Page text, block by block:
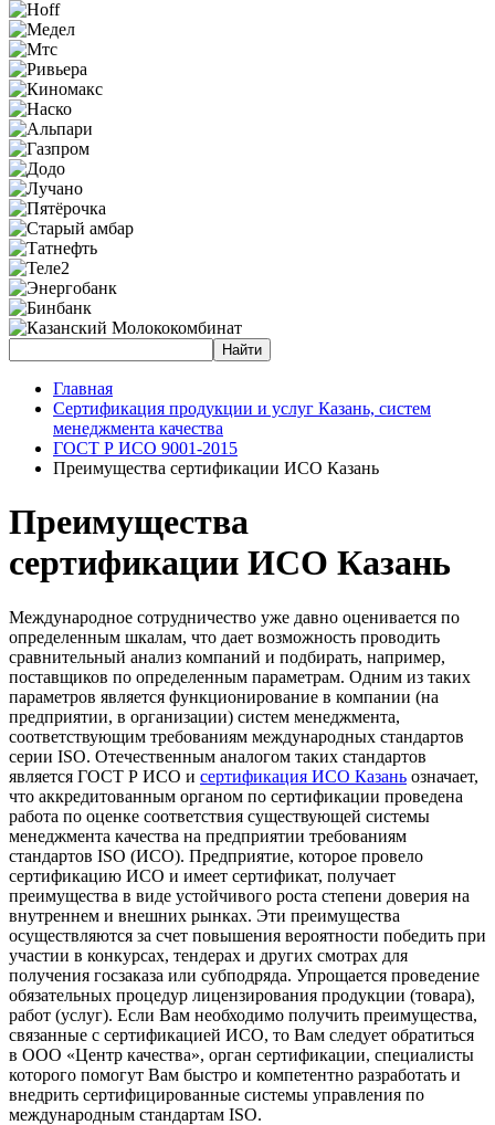
Главная
Сертификация продукции и услуг Казань, систем
менеджмента качества
ГОСТ Р ИСО 9001-2015
Преимущества сертификации ИСО Казань
Преимущества
сертификации ИСО Казань
Международное сотрудничество уже давно оценивается по
определенным шкалам, что дает возможность проводить
сравнительный анализ компаний и подбирать, например,
поставщиков по определенным параметрам. Одним из таких
параметров является функционирование в компании (на
предприятии, в организации) систем менеджмента,
соответствующим требованиям международных стандартов
серии ISO. Отечественным аналогом таких стандартов
является ГОСТ Р ИСО и сертификация ИСО Казань означает,
что аккредитованным органом по сертификации проведена
работа по оценке соответствия существующей системы
менеджмента качества на предприятии требованиям
стандартов ISO (ИСО). Предприятие, которое провело
сертификацию ИСО и имеет сертификат, получает
преимущества в виде устойчивого роста степени доверия на
внутреннем и внешних рынках. Эти преимущества
осуществляются за счет повышения вероятности победить при
участии в конкурсах, тендерах и других смотрах для
получения госзаказа или субподряда. Упрощается проведение
обязательных процедур лицензирования продукции (товара),
работ (услуг). Если Вам необходимо получить преимущества,
связанные с сертификацией ИСО, то Вам следует обратиться
в ООО «Центр качества», орган сертификации, специалисты
которого помогут Вам быстро и компетентно разработать и
внедрить сертифицированные системы управления по
международным стандартам ISO.